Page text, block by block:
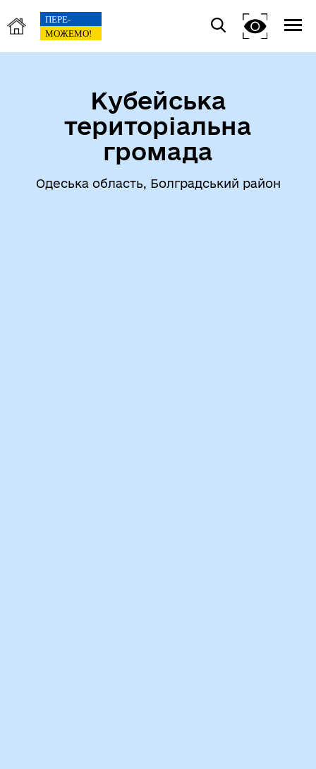
Кубейська
територіальна
громада
Одеська область, Болградський район